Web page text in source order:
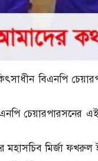
বিএনপি
চেয়ারপারসনের
মহাসচিব মির্জা